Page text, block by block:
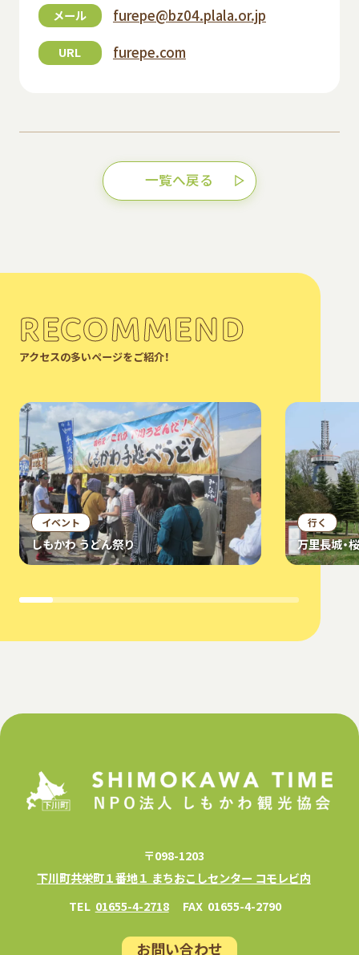
メール furepe@bz04.plala.or.jp
URL furepe.com
一覧へ戻る
RECOMMEND
アクセスの多いページをご紹介！
イベント
しもかわ うどん祭り
行く
万里長城・
〒098-1203
下川町共栄町１番地１ まちおこしセンター コモレビ内
TEL 01655-4-2718 FAX 01655-4-2790
お問い合わせ